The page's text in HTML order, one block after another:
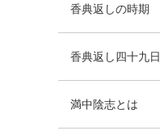
香典返しの時期
香典返し四十九日
満中陰志とは